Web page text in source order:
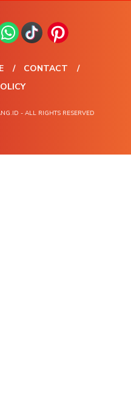
CONTACT
- ALL RIGHTS RESERVED